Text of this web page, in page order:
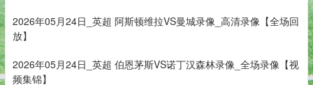
2026年05月24日_英超 阿斯顿维拉VS曼城录像_高清录像【全场回
放】
2026年05月24日_英超 伯恩茅斯VS诺丁汉森林录像_全场录像【视
频集锦】